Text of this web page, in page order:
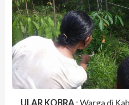
ULAR KOBRA: Warga di